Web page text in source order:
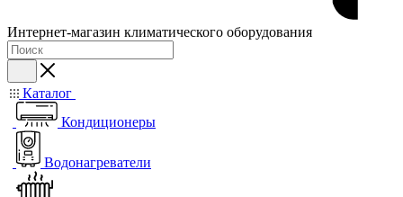
Интернет-магазин климатического оборудования
Каталог
Кондиционеры
Водонагреватели